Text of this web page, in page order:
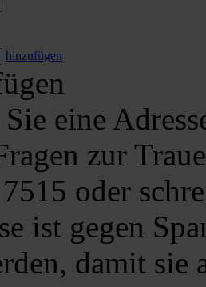
hinzufügen
eine
zur
oder
ist gegen
damit sie